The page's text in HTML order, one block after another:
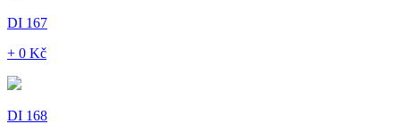
DI 167
+ 0 Kč
DI 168